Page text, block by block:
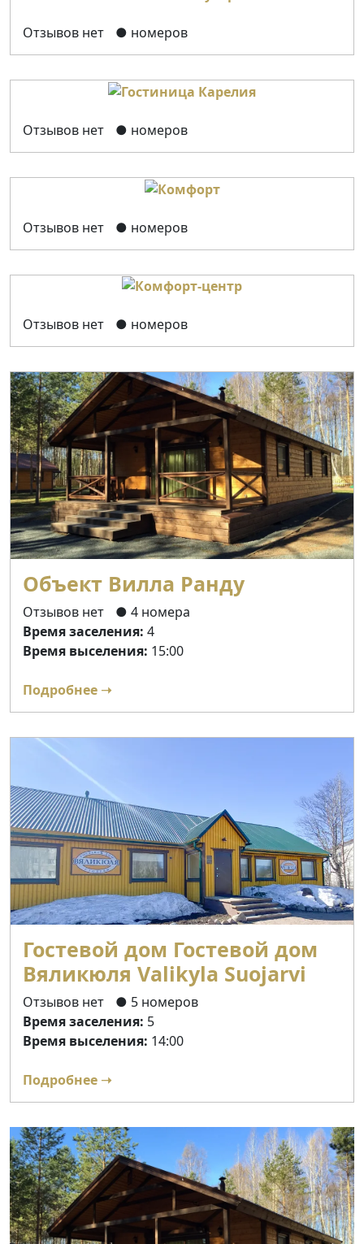
Отзывов нет ● номеров
Отзывов нет ● номеров
Отзывов нет ● номеров
Отзывов нет ● номеров
Объект Вилла Ранду
Отзывов нет
● 4 номера
Время заселения: 4
Время выселения: 15:00
Подробнее ➝
Гостевой дом Гостевой дом
Вяликюля Valikyla Suojarvi
Отзывов нет
● 5 номеров
Время заселения: 5
Время выселения: 14:00
Подробнее ➝